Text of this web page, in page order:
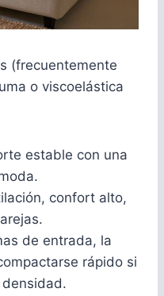
(frecuentemente
o viscoelástica
estable con una
confort alto,
de entrada, la
rápido si